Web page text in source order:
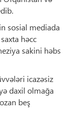
sosial mediada
həcc
sakini həbs
icazəsiz
daxil olmağa
beş